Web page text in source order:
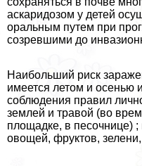
аскаридозом у детей
opaльным путем при
созревшими до
Наибольший риск
имеется летом и осенью
соблюдения правил
землей и травой (во
площадке, в песочнице)
овощей, фруктов,